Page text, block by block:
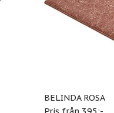
BELINDA ROSA